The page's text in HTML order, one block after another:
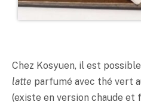
Chez Kosyuen, il est
latte parfumé avec thé vert
(existe en version chaude et